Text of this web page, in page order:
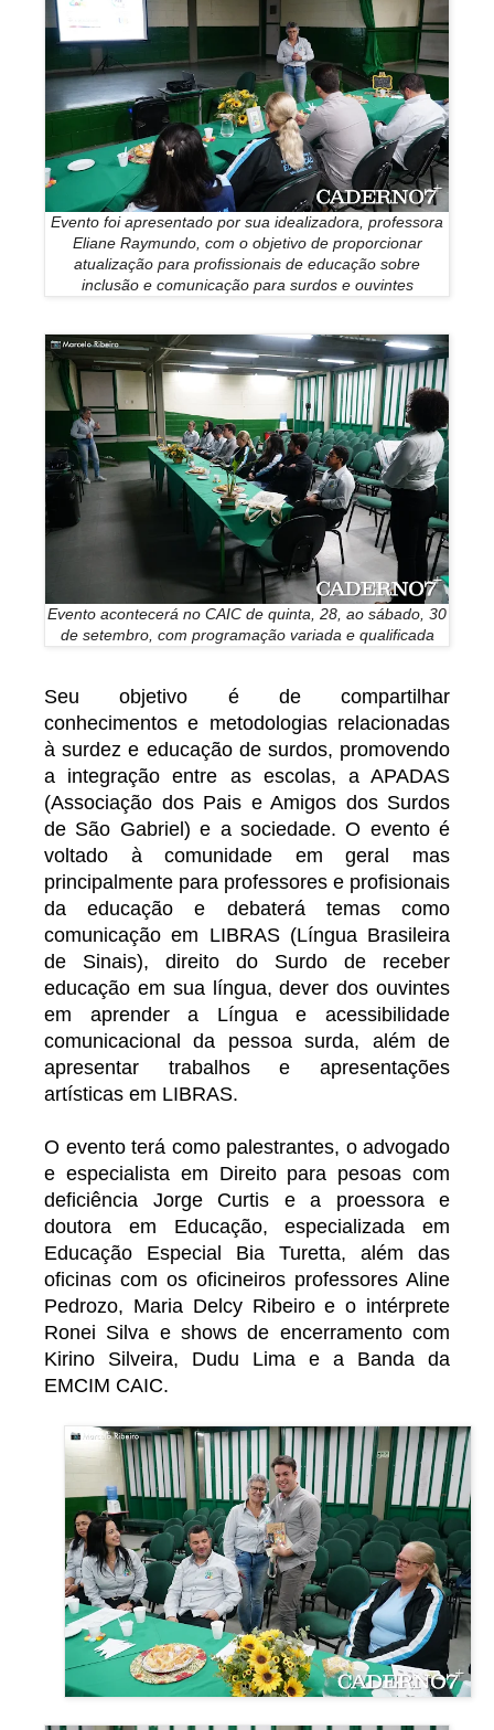
Evento foi apresentado por sua idealizadora, professora
Eliane Raymundo, com o objetivo de proporcionar
atualização para profissionais de educação sobre
inclusão e comunicação para surdos e ouvintes
Evento acontecerá no CAIC de quinta, 28, ao sábado, 30
de setembro, com programação variada e qualificada
Seu objetivo é de compartilhar
conhecimentos e metodologias relacionadas
à surdez e educação de surdos, promovendo
a integração entre as escolas, a APADAS
(Associação dos Pais e Amigos dos Surdos
de São Gabriel) e a sociedade. O evento é
voltado à comunidade em geral mas
principalmente para professores e profisionais
da educação e debaterá temas como
comunicação em LIBRAS (Língua Brasileira
de Sinais), direito do Surdo de receber
educação em sua língua, dever dos ouvintes
em aprender a Língua e acessibilidade
comunicacional da pessoa surda, além de
apresentar trabalhos e apresentações
artísticas em LIBRAS.
O evento terá como palestrantes, o advogado
e especialista em Direito para pesoas com
deficiência Jorge Curtis e a proessora e
doutora em Educação, especializada em
Educação Especial Bia Turetta, além das
oficinas com os oficineiros professores Aline
Pedrozo, Maria Delcy Ribeiro e o intérprete
Ronei Silva e shows de encerramento com
Kirino Silveira, Dudu Lima e a Banda da
EMCIM CAIC.